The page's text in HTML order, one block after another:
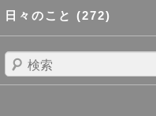
日々のこと (272)
検
索